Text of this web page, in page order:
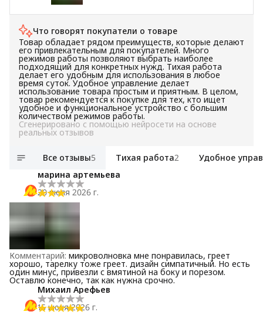
звезда
Что говорят покупатели о товаре
Товар обладает рядом преимуществ, которые делают
его привлекательным для покупателей. Много
режимов работы позволяют выбрать наиболее
подходящий для конкретных нужд. Тихая работа
делает его удобным для использования в любое
время суток. Удобное управление делает
использование товара простым и приятным. В целом,
товар рекомендуется к покупке для тех, кто ищет
удобное и функциональное устройство с большим
количеством режимов работы.
Сгенерировано с помощью нейросети на основе
реальных отзывов
Все отзывы5 Тихая работа2
Удобное
марина артемьева
20 июля 2026 г.
Комментарий: микроволновка мне понравилась, греет
хорошо, тарелку тоже греет. дизайн симпатичный. Но есть
один минус, привезли с вмятиной на боку и порезом.
Оставлю конечно, так как нужна срочно.
Михаил Арефьев
15 июня 2026 г.